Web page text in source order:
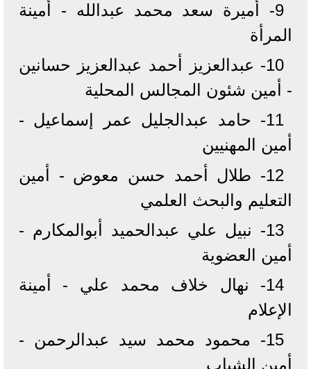
9- أميرة سعد محمد عبدالله - أمينة
المرأة
10- عبدالعزيز أحمد عبدالعزيز حسانين
- أمين شئون المجالس المحلية
11- حامد عبدالجليل عمر إسماعيل -
أمين المهنيين
12- طلال أحمد حسن معوض - أمين
التعليم والبحث العلمي
13- نبيل علي عبدالحميد أبوالمكارم -
أمين العضوية
14- نهال خلاف محمد علي - أمينة
الإعلام
15- محمود محمد سيد عبدالرحمن -
أمين الشباب